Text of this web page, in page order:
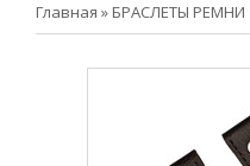
Главная » БРАСЛЕТЫ РЕМНИ